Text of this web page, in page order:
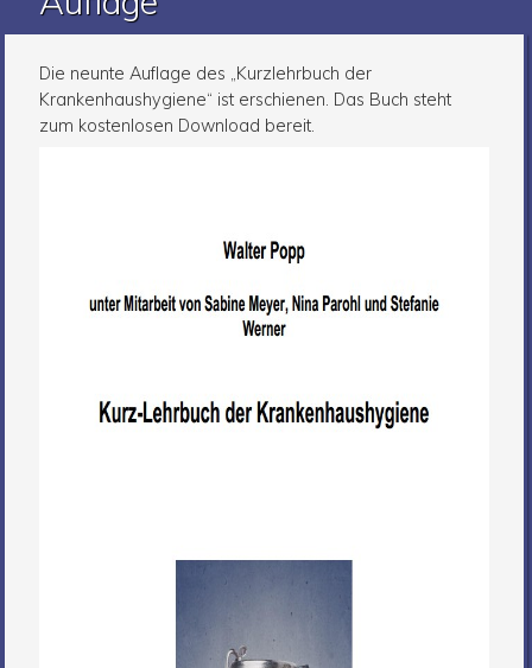
Die neunte Auflage des „Kurzlehrbuch der
Krankenhaushygiene“ ist erschienen. Das Buch steht
zum kostenlosen Download bereit.